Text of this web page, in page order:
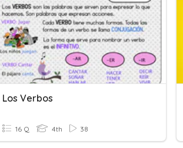
Los Verbos
16 Q 4th 38